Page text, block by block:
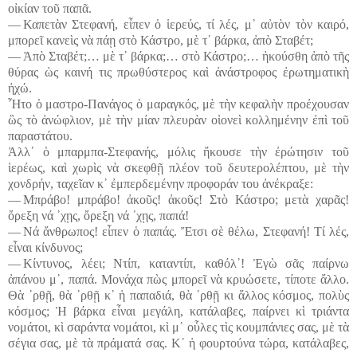
οἰκίαν τοῦ παπᾶ.
― Καπετὰν Στεφανή, εἶπεν ὁ ἱερεύς, τί λές, μ᾽ αὐτὸν τὸν καιρό,
μπορεῖ κανεὶς νὰ πάῃ στὸ Κάστρο, μὲ τ᾽ βάρκα, ἀπὸ Σταβέτ;
― Ἀπὸ Σταβέτ;… μὲ τ᾽ βάρκα;… στὸ Κάστρο;… ἠκούσθη ἀπὸ τῆς
θύρας ὡς καινή τις πρωθύστερος καὶ ἀνάστροφος ἐρωτηματικὴ
ἠχώ.
Ἦτο ὁ μαστρο-Πανάγος ὁ μαραγκός, μὲ τὴν κεφαλὴν προέχουσαν
ὣς τὸ ἀνώφλιον, μὲ τὴν μίαν πλευρὰν οἱονεὶ κολλημένην ἐπὶ τοῦ
παραστάτου.
Ἀλλ᾽ ὁ μπαρμπα-Στεφανής, μόλις ἤκουσε τὴν ἐρώτησιν τοῦ
ἱερέως, καὶ χωρὶς νὰ σκεφθῇ πλέον τοῦ δευτερολέπτου, μὲ τὴν
χονδρήν, ταχεῖαν κ᾿ ἐμπερδεμένην προφοράν του ἀνέκραξε:
― Μπράβο! μπράβο! ἀκοῦς! ἀκοῦς! Στὸ Κάστρο; μετὰ χαρᾶς!
ὄρεξη νά ᾽χῃς, ὄρεξη νά ᾽χῃς, παπά!
― Νά ἄνθρωπος! εἶπεν ὁ παπάς. Ἔτσι σὲ θέλω, Στεφανή! Τί λές,
εἶναι κίνδυνος;
― Κίντυνος, λέει; Ντίπ, καταντίπ, καθόλ᾽! Ἐγὼ σᾶς παίρνω
ἀπάνου μ᾽, παπά. Μονάχα πὼς μπορεῖ νὰ κρυώσετε, τίποτε ἄλλο.
Θὰ ᾽ρθῇ, θὰ ᾽ρθῇ κ᾽ ἡ παπαδιά, θὰ ᾽ρθῇ κι ἄλλος κόσμος, πολὺς
κόσμος; Ἡ βάρκα εἶναι μεγάλη, κατάλαβες, παίρνει κὶ τριάντα
νομάτοι, κὶ σαράντα νομάτοι, κὶ μ᾽ οὗλες τὶς κουμπάνιες σας, μὲ τὰ
σέγια σας, μὲ τὰ πράματά σας. Κ᾽ ἡ φουρτούνα τώρα, κατάλαβες,